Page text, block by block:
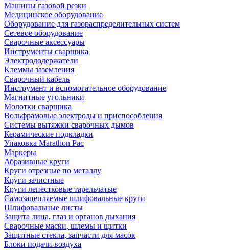
Машины газовой резки
Медицинское оборудование
Оборудование для газораспределительных систем
Сетевое оборудование
Сварочные аксессуары
Инструменты сварщика
Электрододержатели
Клеммы заземления
Сварочный кабель
Инструмент и вспомогательное оборудование
Магнитные угольники
Молотки сварщика
Вольфрамовые электроды и приспособления
Системы вытяжки сварочных дымов
Керамические подкладки
Упаковка Marathon Pac
Маркеры
Абразивные круги
Круги отрезные по металлу
Круги зачистные
Круги лепестковые тарельчатые
Самозацепляемые шлифовальные круги
Шлифовальные листы
Защита лица, глаз и органов дыхания
Сварочные маски, шлемы и щитки
Защитные стекла, запчасти для масок
Блоки подачи воздуха